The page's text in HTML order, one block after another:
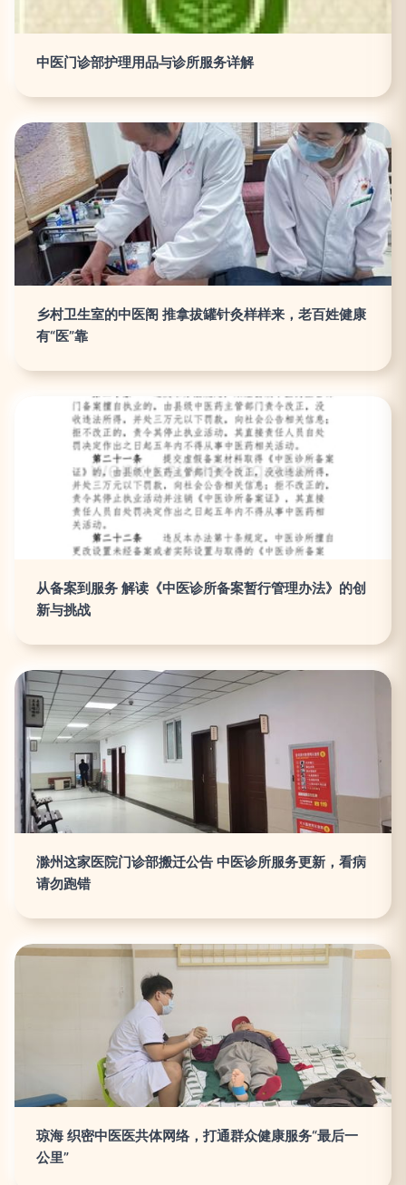
中医门诊部护理用品与诊所服务详解
乡村卫生室的中医阁 推拿拔罐针灸样样来，老百姓健康
有“医”靠
从备案到服务 解读《中医诊所备案暂行管理办法》的创
新与挑战
滁州这家医院门诊部搬迁公告 中医诊所服务更新，看病
请勿跑错
琼海 织密中医医共体网络，打通群众健康服务“最后一
公里”